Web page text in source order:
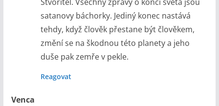
satanovy báchorky. Jediný konec nastává
tehdy, když člověk přestane být člověkem,
změní se na škodnou této planety a jeho
duše pak zemře v pekle.
Reagovat
Venca